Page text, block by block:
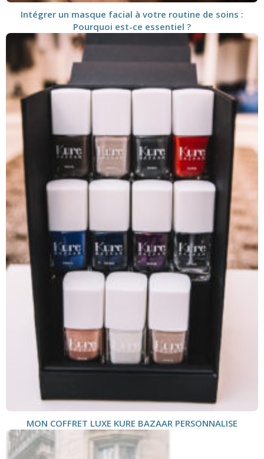
Intégrer un masque facial à votre routine de soins :
Pourquoi est-ce essentiel ?
MON COFFRET LUXE KURE BAZAAR PERSONNALISE